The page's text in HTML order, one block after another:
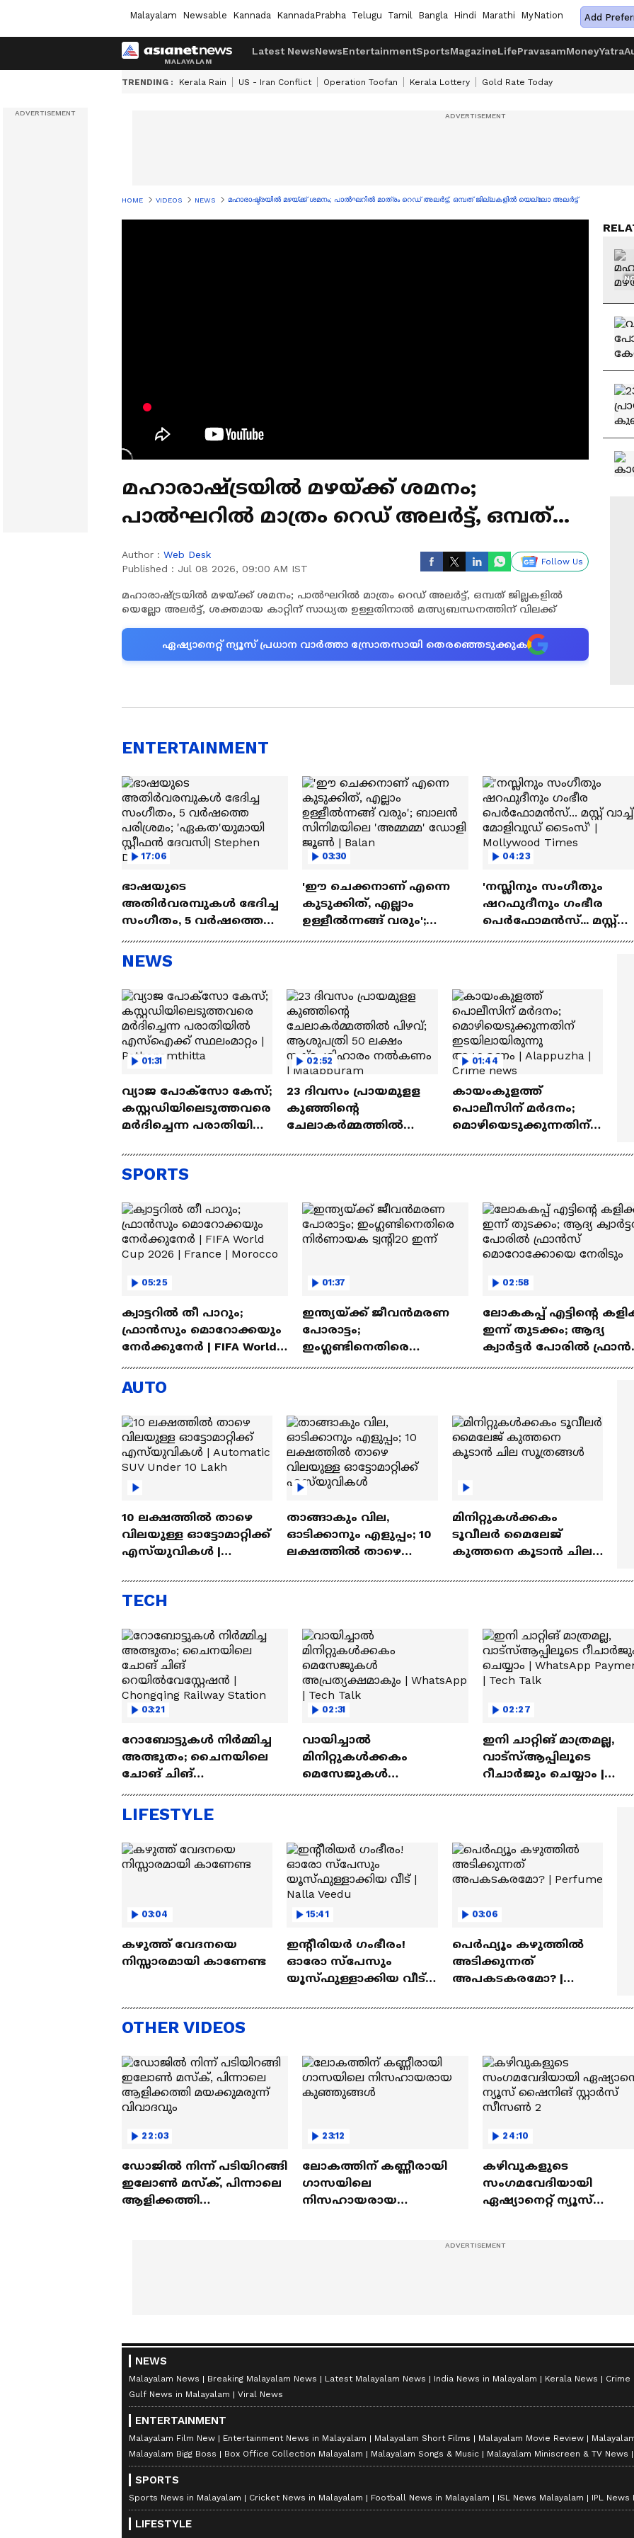
Malayalam Newsable Kannada KannadaPrabha Telugu Tamil Bangla Hindi Marathi MyNation Add
Latest NewsNewsEntertainmentSportsMagazineLifePravasamMoneyYatra
TRENDING : Kerala Rain US - Iran Conflict Operation Toofan Kerala Lottery Gold Rate Today
HOME VIDEOS NEWS മഹാരാഷ്ട്രയിൽ മഴയ്ക്ക് ശമനം; പാൽഘറിൽ മാത്രം റെഡ് അലർട്ട്, ഒമ്പത് ജില്ലകളിൽ യെല്ലോ അലർട്ട്
മഹാരാഷ്ട്രയിൽ മഴയ്ക്ക് ശമനം;
പാൽഘറിൽ മാത്രം റെഡ് അലർട്ട്, ഒമ്പത്
Author : Web Desk
Published : Jul 08 2026, 09:00 AM IST
Follow Us
മഹാരാഷ്ട്രയിൽ മഴയ്ക്ക് ശമനം; പാൽഘറിൽ മാത്രം റെഡ് അലർട്ട്, ഒമ്പത് ജില്ലകളിൽ
യെല്ലോ അലർട്ട്, ശക്തമായ കാറ്റിന് സാധ്യത ഉള്ളതിനാൽ മത്സ്യബന്ധനത്തിന് വിലക്ക്
ഏഷ്യാനെറ്റ് ന്യൂസ് പ്രധാന വാർത്താ സ്രോതസായി തെരഞ്ഞെടുക്കുക
ENTERTAINMENT
17:06
ഭാഷയുടെ
അതിർവരമ്പുകൾ ഭേദിച്ച
സംഗീതം, 5 വർഷത്തെ
പരിശ്രമം; 'ഏകത'യുമായി
സ്റ്റീഫൻ ദേവസി| Stephen
03:30
'ഈ ചെക്കനാണ് എന്നെ
കുടുക്കിത്, എല്ലാം
ഉള്ളീൽന്നങ്ങ് വരും';
ബാലൻ സിനിമയിലെ
04:23
'നസ്ലിനും സംഗീതും
ഷറഫുദീനും ഗംഭീര
പെർഫോമൻസ്... മസ്റ്റ്
വാച്ച് മോളിവുഡ്
NEWS
01:31
വ്യാജ പോക്സോ കേസ്;
കസ്റ്റഡിയിലെടുത്തവരെ
മർദിച്ചെന്ന പരാതിയിൽ
| Pathanamthitta
02:52
23 ദിവസം പ്രായമുളള
കുഞ്ഞിന്റെ
ചേലാകർമ്മത്തിൽ
ലക്ഷം നഷ്ടപരിഹാരം
01:44
കായംകുളത്ത്
പൊലീസിന് മർദനം;
മൊഴിയെടുക്കുന്നതിന്
ആക്രമണം | Alappuzha |
SPORTS
05:25
ക്വാട്ടറിൽ തീ പാറും;
ഫ്രാൻസും മൊറോക്കയും
നേർക്കുനേർ | FIFA World
Cup 2026 | France |
Morocco
01:37
ഇന്ത്യയ്ക്ക് ജീവൻമരണ
പോരാട്ടം;
ഇംഗ്ലണ്ടിനെതിരെ
നിർണായക ട്വന്റി20 ഇന്ന്
02:58
ലോകകപ്പ് എട്ടിന്റെ
ഇന്ന് തുടക്കം; ആദ്യ
ക്വാര്‍ട്ടര്‍ പോരിൽ
മൊറോക്കോയെ
AUTO
10 ലക്ഷത്തിൽ താഴെ
വിലയുള്ള ഓട്ടോമാറ്റിക്ക്
എസ്‍യുവികൾ |
Lakh
താങ്ങാകും വില,
ഓടിക്കാനും എളുപ്പം; 10
ലക്ഷത്തിൽ താഴെ
എസ്‍യുവികൾ
മിനിറ്റുകൾക്കകം
ടൂവീലർ മൈലേജ്
കുത്തനെ കൂടാൻ ചില
TECH
03:21
റോബോട്ടുകൾ നിർമ്മിച്ച
അത്ഭുതം; ചൈനയിലെ
ചോങ് ചിങ്
Chongqing Railway Station
02:31
വായിച്ചാൽ
മിനിറ്റുകൾക്കകം
മെസേജുകള്‍
02:27
ഇനി ചാറ്റിങ് മാത്രമല്ല,
വാട്‌സ്‌ആപ്പിലൂടെ
റീചാർജും ചെയ്യാം |
LIFESTYLE
03:04
കഴുത്ത് വേദനയെ
നിസ്സാരമായി കാണേണ്ട
15:41
ഇന്റീരിയർ ഗംഭീരം!
ഓരോ സ്‌പേസും
യൂസ്ഫുള്ളാക്കിയ വീട് |
03:06
പെർഫ്യൂം കഴുത്തിൽ
അടിക്കുന്നത്
അപകടകരമോ? |
OTHER VIDEOS
22:03
ഡോജിൽ നിന്ന് പടിയിറങ്ങി
ഇലോൺ മസ്ക്, പിന്നാലെ
ആളിക്കത്തി
23:12
ലോകത്തിന് കണ്ണീരായി
ഗാസയിലെ
നിസഹായരായ
24:10
കഴിവുകളുടെ
സംഗമവേദിയായി
ഏഷ്യാനെറ്റ് ന്യൂസ്
NEWS
Malayalam News Breaking Malayalam News Latest Malayalam News India News in Malayalam Kerala News Crime
Gulf News in Malayalam
Viral News
ENTERTAINMENT
Malayalam Film New Entertainment News in Malayalam Malayalam Short Films Malayalam Movie Review
Malayalam Bigg Boss
Box Office Collection Malayalam Malayalam Songs & Music Malayalam Miniscreen & TV News
SPORTS
Sports News in Malayalam Cricket News in Malayalam Football News in Malayalam ISL News Malayalam IPL News
LIFESTYLE